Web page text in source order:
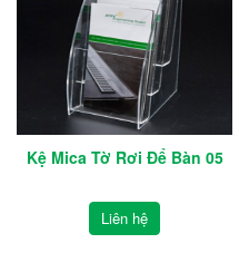
Kệ Mica Tờ Rơi Để Bàn 05
Liên hệ